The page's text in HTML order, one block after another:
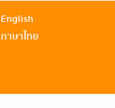
English
ภาษาไทย